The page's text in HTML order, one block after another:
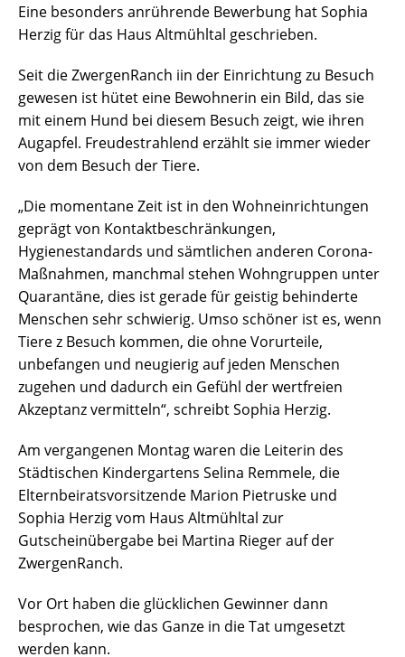
Eine besonders anrührende Bewerbung hat Sophia
Herzig für das Haus Altmühltal geschrieben.
Seit die ZwergenRanch iin der Einrichtung zu Besuch
gewesen ist hütet eine Bewohnerin ein Bild, das sie
mit einem Hund bei diesem Besuch zeigt, wie ihren
Augapfel. Freudestrahlend erzählt sie immer wieder
von dem Besuch der Tiere.
„Die momentane Zeit ist in den Wohneinrichtungen
geprägt von Kontaktbeschränkungen,
Hygienestandards und sämtlichen anderen Corona-
Maßnahmen, manchmal stehen Wohngruppen unter
Quarantäne, dies ist gerade für geistig behinderte
Menschen sehr schwierig. Umso schöner ist es, wenn
Tiere z Besuch kommen, die ohne Vorurteile,
unbefangen und neugierig auf jeden Menschen
zugehen und dadurch ein Gefühl der wertfreien
Akzeptanz vermitteln“, schreibt Sophia Herzig.
Am vergangenen Montag waren die Leiterin des
Städtischen Kindergartens Selina Remmele, die
Elternbeiratsvorsitzende Marion Pietruske und
Sophia Herzig vom Haus Altmühltal zur
Gutscheinübergabe bei Martina Rieger auf der
ZwergenRanch.
Vor Ort haben die glücklichen Gewinner dann
besprochen, wie das Ganze in die Tat umgesetzt
werden kann.